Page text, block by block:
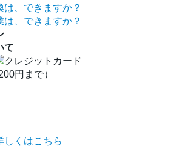
、できますか？
、できますか？
て
円まで）
しくはこちら